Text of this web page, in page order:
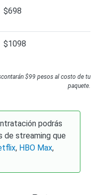
$698
$1098
$99 pesos al costo de tu
paquete.
podrás
de streaming que
, HBO Max,